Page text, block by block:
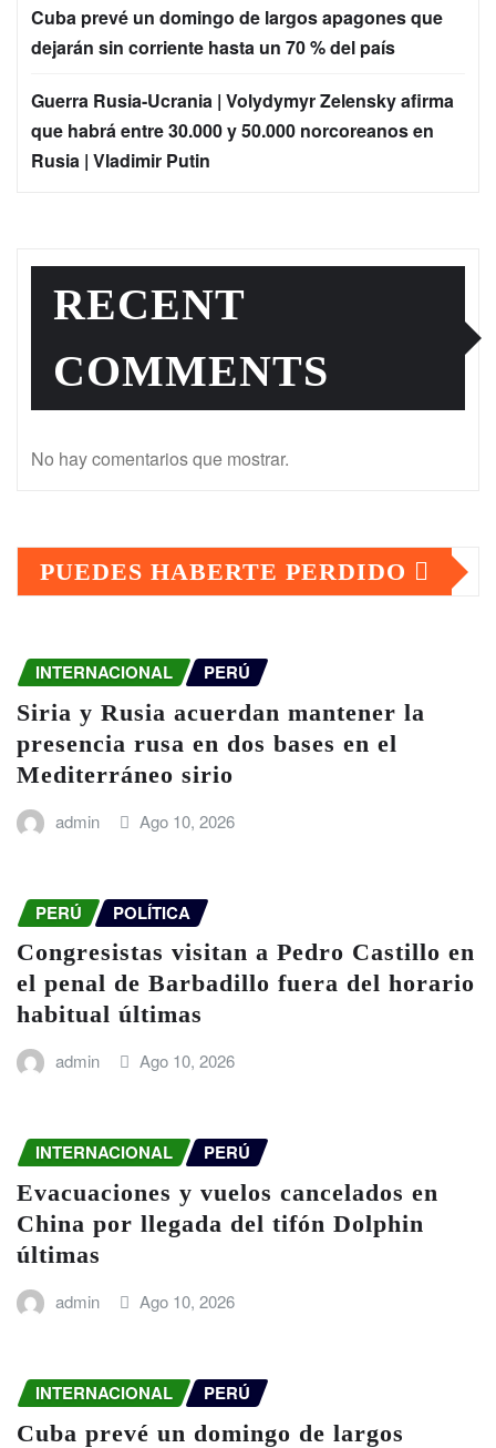
Cuba prevé un domingo de largos apagones que
dejarán sin corriente hasta un 70 % del país
Guerra Rusia-Ucrania | Volydymyr Zelensky afirma
que habrá entre 30.000 y 50.000 norcoreanos en
Rusia | Vladimir Putin
RECENT
COMMENTS
No hay comentarios que mostrar.
PUEDES HABERTE PERDIDO
INTERNACIONAL PERÚ
Siria y Rusia acuerdan mantener la
presencia rusa en dos bases en el
Mediterráneo sirio
admin Ago 10, 2026
PERÚ POLÍTICA
Congresistas visitan a Pedro Castillo en
el penal de Barbadillo fuera del horario
habitual últimas
admin Ago 10, 2026
INTERNACIONAL PERÚ
Evacuaciones y vuelos cancelados en
China por llegada del tifón Dolphin
últimas
admin Ago 10, 2026
INTERNACIONAL PERÚ
Cuba prevé un domingo de largos